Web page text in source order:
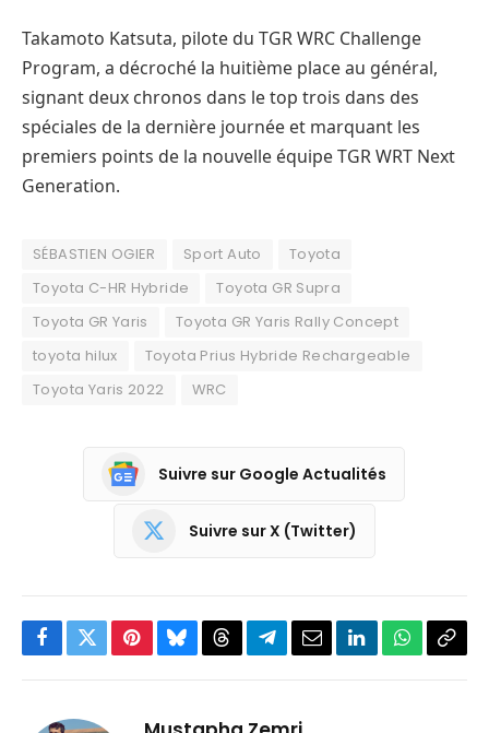
Takamoto Katsuta, pilote du TGR WRC Challenge
Program, a décroché la huitième place au général,
signant deux chronos dans le top trois dans des
spéciales de la dernière journée et marquant les
premiers points de la nouvelle équipe TGR WRT Next
Generation.
SÉBASTIEN OGIER Sport Auto
Toyota
Toyota C-HR Hybride
Toyota GR Supra
Toyota GR Yaris
Toyota GR Yaris Rally Concept
toyota hilux
Toyota Prius Hybride Rechargeable
Toyota Yaris 2022
WRC
Suivre sur Google Actualités
Suivre sur X (Twitter)
Facebook
TwitterPinterestBlueskyThreadsPartager
Telegram
EmailLinkedInWhatsApp